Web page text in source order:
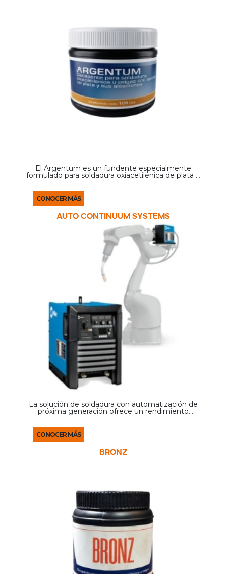
El Argentum es un fundente especialmente
formulado para soldadura oxiacetilénica de plata y
fusión del material de aporte, mejorando la fluidez
CONOCER MÁS
AUTO CONTINUUM SYSTEMS
La solución de soldadura con automatización de
próxima generación ofrece un rendimiento
calidad de la soldadura.
CONOCER MÁS
BRONZ